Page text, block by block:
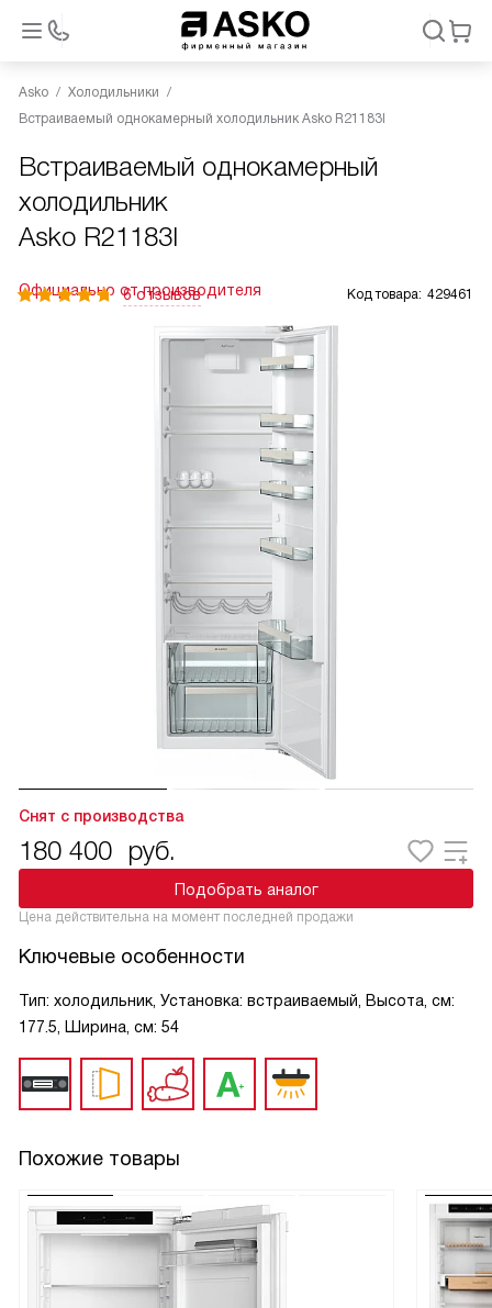
Asko
Холодильники
Встраиваемый однокамерный холодильник Asko R21183I
Встраиваемый однокамерный
холодильник
Asko R21183I
Официально от производителя
6 отзывов Код товара: 429461
Снят с производства
180 400 руб.
Подобрать аналог
Цена действительна на момент последней продажи
Ключевые особенности
Тип: холодильник, Установка: встраиваемый, Высота, см:
177.5, Ширина, см: 54
Похожие товары